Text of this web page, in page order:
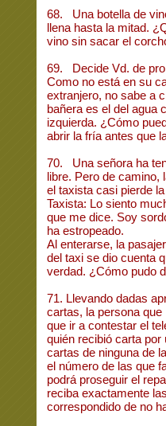
68. Una botella de
llena hasta la mitad.
vino sin sacar el
69. Decide Vd. de
Como no está en su
extranjero, no sabe a
bañera es el del agua
izquierda. ¿Cómo
abrir la fría antes que
70. Una señora ha
libre. Pero de camino,
el taxista casi pierde
Taxista: Lo siento
que me dice. Soy
ha estropeado.
Al enterarse, la
del taxi se dio cuenta
verdad. ¿Cómo pudo
71. Llevando dadas
cartas, la persona que
que ir a contestar el
quién recibió carta
cartas de ninguna de
el número de las que
podrá proseguir el
reciba exactamente
correspondido de no